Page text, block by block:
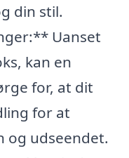
din stil.
Uanset
kan en
for, at dit
for at
og udseendet.